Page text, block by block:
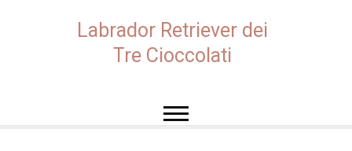
Labrador Retriever dei
Tre Cioccolati